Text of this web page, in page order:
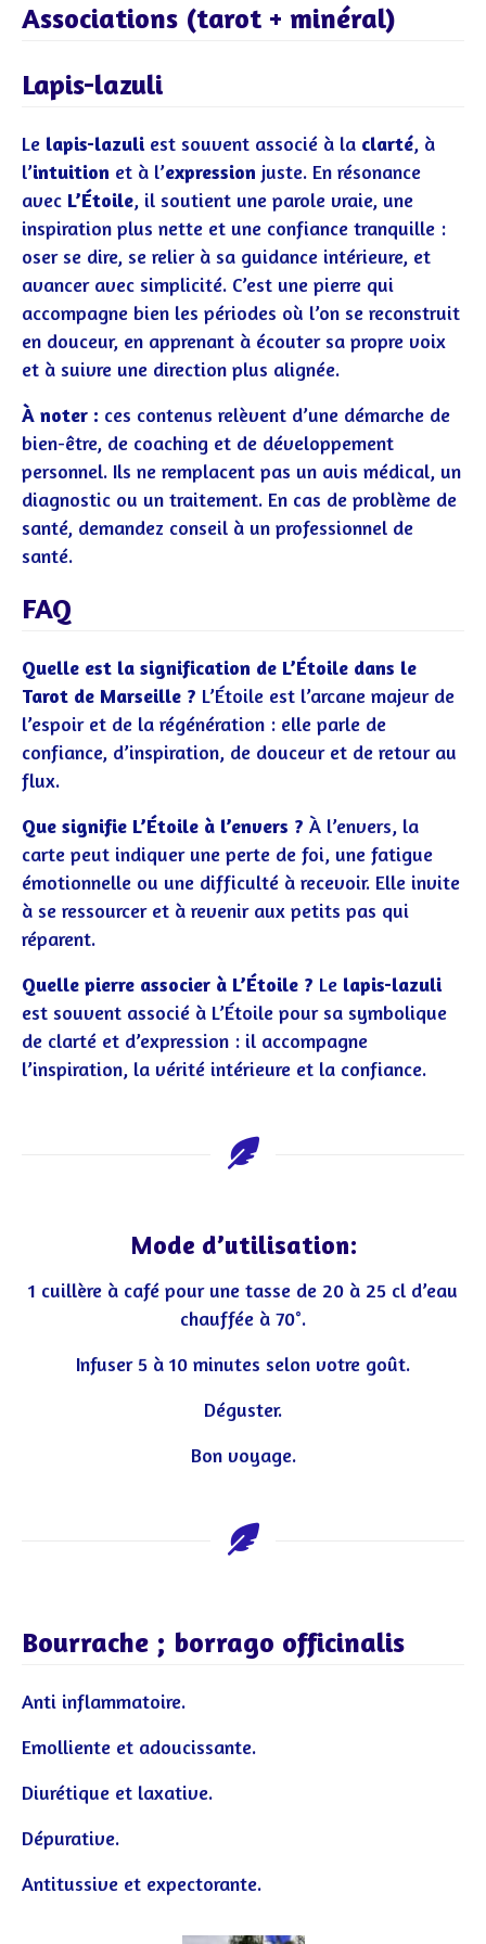
Associations (tarot + minéral)
Lapis-lazuli
Le lapis-lazuli est souvent associé à la clarté, à
l’intuition et à l’expression juste. En résonance
avec L’Étoile, il soutient une parole vraie, une
inspiration plus nette et une confiance tranquille :
oser se dire, se relier à sa guidance intérieure, et
avancer avec simplicité. C’est une pierre qui
accompagne bien les périodes où l’on se reconstruit
en douceur, en apprenant à écouter sa propre voix
et à suivre une direction plus alignée.
À noter : ces contenus relèvent d’une démarche de
bien-être, de coaching et de développement
personnel. Ils ne remplacent pas un avis médical, un
diagnostic ou un traitement. En cas de problème de
santé, demandez conseil à un professionnel de
santé.
FAQ
Quelle est la signification de L’Étoile dans le
Tarot de Marseille ? L’Étoile est l’arcane majeur de
l’espoir et de la régénération : elle parle de
confiance, d’inspiration, de douceur et de retour au
flux.
Que signifie L’Étoile à l’envers ? À l’envers, la
carte peut indiquer une perte de foi, une fatigue
émotionnelle ou une difficulté à recevoir. Elle invite
à se ressourcer et à revenir aux petits pas qui
réparent.
Quelle pierre associer à L’Étoile ? Le lapis-lazuli
est souvent associé à L’Étoile pour sa symbolique
de clarté et d’expression : il accompagne
l’inspiration, la vérité intérieure et la confiance.
Mode d’utilisation:
1 cuillère à café pour une tasse de 20 à 25 cl d’eau
chauffée à 70°.
Infuser 5 à 10 minutes selon votre goût.
Déguster.
Bon voyage.
Bourrache ; borrago officinalis
Anti inflammatoire.
Emolliente et adoucissante.
Diurétique et laxative.
Dépurative.
Antitussive et expectorante.